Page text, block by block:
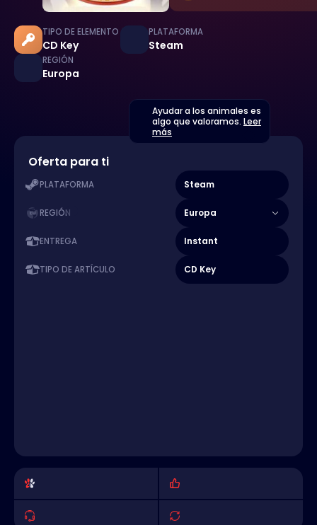
TIPO DE ELEMENTO
CD Key
PLATAFORMA
Steam
REGIÓN
Europa
Ayudar a los animales es
algo que valoramos. Leer
más
Oferta para ti
PLATAFORMA Steam
REGIÓN Europa
ENTREGA Instant
TIPO DE ARTÍCULO CD Key